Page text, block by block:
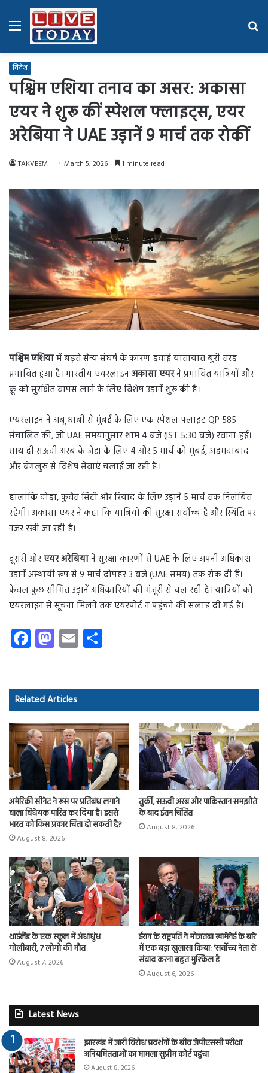
Menu
विदेश
पश्चिम एशिया तनाव का असर: अकासा
एयर ने शुरू कीं स्पेशल फ्लाइट्स, एयर
अरेबिया ने UAE उड़ानें 9 मार्च तक रोकीं
TAKVEEM March 5, 2026 1 minute read
पश्चिम एशियामें बढ़ते सैन्य संघर्ष के कारण हवाई यातायात बुरी तरह
प्रभावित हुआ है। भारतीय एयरलाइनअकासा एयरने प्रभावित यात्रियों और
क्रू को सुरक्षित वापस लाने के लिए विशेष उड़ानें शुरू की हैं।
एयरलाइन ने अबू धाबी से मुंबई के लिए एक स्पेशल फ्लाइट QP 585
संचालित की, जो UAE समयानुसार शाम 4 बजे (IST 5:30 बजे) रवाना हुई।
साथ ही सऊदी अरब के जेद्दा के लिए 4 और 5 मार्च को मुंबई, अहमदाबाद
और बेंगलुरु से विशेष सेवाएं चलाई जा रही हैं।
हालांकि दोहा, कुवैत सिटी और रियाद के लिए उड़ानें 5 मार्च तक निलंबित
रहेंगी। अकासा एयर ने कहा कि यात्रियों की सुरक्षा सर्वोच्च है और स्थिति पर
नजर रखी जा रही है।
दूसरी ओरएयर अरेबियाने सुरक्षा कारणों से UAE के लिए अपनी अधिकांश
उड़ानें अस्थायी रूप से 9 मार्च दोपहर 3 बजे (UAE समय) तक रोक दी हैं।
केवल कुछ सीमित उड़ानें अधिकारियों की मंजूरी से चल रही हैं। यात्रियों को
एयरलाइन से सूचना मिलने तक एयरपोर्ट न पहुंचने की सलाह दी गई है।
Fa
ce
o
ok
M
as
d
o
n
E
m
Related Articles
अमेरिकी सीनेट ने रूस पर प्रतिबंध लगाने
वाला विधेयक पारित कर दिया है। इससे
भारत को किस प्रकार चिंता हो सकती है?
August 8, 2026
तुर्की, सऊदी अरब और पाकिस्तान समझौते
के बाद ईरान चिंतित
August 8, 2026
थाईलैंड के एक स्कूल में अंधाधुंध
गोलीबारी, 7 लोगो की मौत
August 7, 2026
ईरान के राष्ट्रपति ने मोजतबा खामेनेई के बारे
में एक बड़ा खुलासा किया: ‘सर्वोच्च नेता से
संवाद करना बहुत मुश्किल है
August 6, 2026
Latest News
झारखंड में जारी विरोध प्रदर्शनों के बीच जेपीएससी परीक्षा
अनियमितताओं का मामला सुप्रीम कोर्ट पहुंचा
August 8, 2026